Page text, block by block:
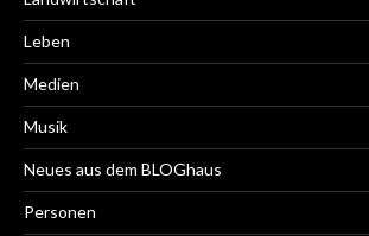
Leben
Medien
Musik
Neues aus dem BLOGhaus
Personen